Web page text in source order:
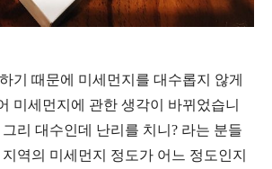
기 때문에 미세먼지를 대수롭지 않게
미세먼지에 관한 생각이 바뀌었습니
리 대수인데 난리를 치니? 라는 분들
역의 미세먼지 정도가 어느 정도인지